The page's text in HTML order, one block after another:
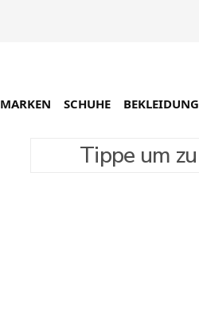
Tippe um zu suchen
MARKEN SCHUHE BEKLEIDUNG